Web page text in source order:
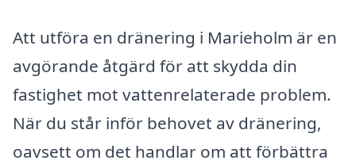
Att utföra en dränering i Marieholm är en
avgörande åtgärd för att skydda din
fastighet mot vattenrelaterade problem.
När du står inför behovet av dränering,
oavsett om det handlar om att förbättra